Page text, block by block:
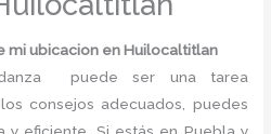
mi ubicacion en Huilocaltitlan
puede ser una tarea
consejos adecuados, puedes